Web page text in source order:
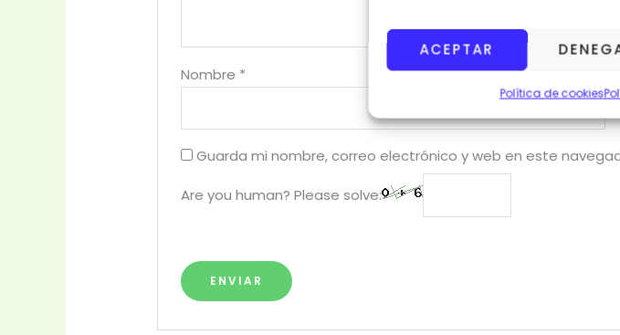
ACEPTAR
Política de cookies
Nombre *
Guarda mi nombre, correo electrónico y web en este
Are you human? Please solve: